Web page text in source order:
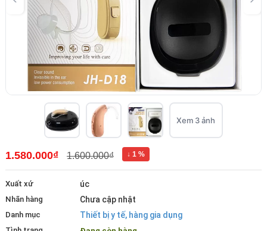
Xem 3 ảnh
1.580.000₫ 1.600.000₫ ↓ 1 %
Xuất xứ úc
Nhãn hàng Chưa cập nhật
Danh mục Thiết bị y tế, hàng gia dụng